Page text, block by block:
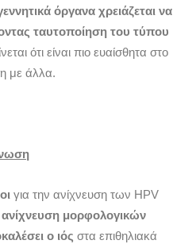
όργανα χρειάζεται να
ταυτοποίηση του τύπου
ότι είναι πιο ευαίσθητα στο
με άλλα.
για την ανίχνευση των HPV
μορφολογικών
ο ιός στα επιθηλιακά